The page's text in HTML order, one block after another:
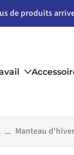
de produits
Manteau